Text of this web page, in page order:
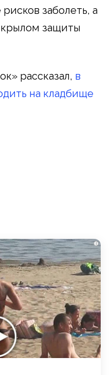
заболеть, а
защиты
рассказал, в
на кладбище
i